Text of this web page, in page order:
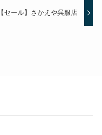
【セール】さかえや呉服店